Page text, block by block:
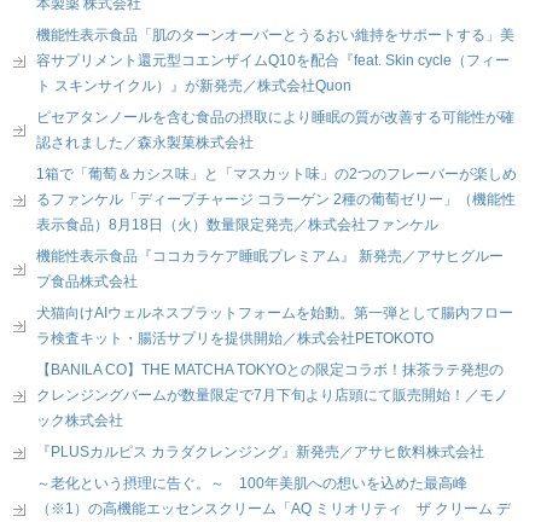
本製薬 株式会社
機能性表示食品「肌のターンオーバーとうるおい維持をサポートする」美
容サプリメント還元型コエンザイムQ10を配合『feat. Skin cycle（フィー
ト スキンサイクル）』が新発売／株式会社Quon
ピセアタンノールを含む食品の摂取により睡眠の質が改善する可能性が確
認されました／森永製菓株式会社
1箱で「葡萄＆カシス味」と「マスカット味」の2つのフレーバーが楽しめ
るファンケル「ディープチャージ コラーゲン 2種の葡萄ゼリー」（機能性
表示食品）8月18日（火）数量限定発売／株式会社ファンケル
機能性表示食品『ココカラケア睡眠プレミアム』 新発売／アサヒグルー
プ食品株式会社
犬猫向けAIウェルネスプラットフォームを始動。第一弾として腸内フロー
ラ検査キット・腸活サプリを提供開始／株式会社PETOKOTO
【BANILA CO】THE MATCHA TOKYOとの限定コラボ！抹茶ラテ発想の
クレンジングバームが数量限定で7月下旬より店頭にて販売開始！／モノ
ック株式会社
『PLUSカルピス カラダクレンジング』新発売／アサヒ飲料株式会社
～老化という摂理に告ぐ。～ 100年美肌への想いを込めた最高峰
（※1）の高機能エッセンスクリーム「AQ ミリオリティ ザ クリーム デ